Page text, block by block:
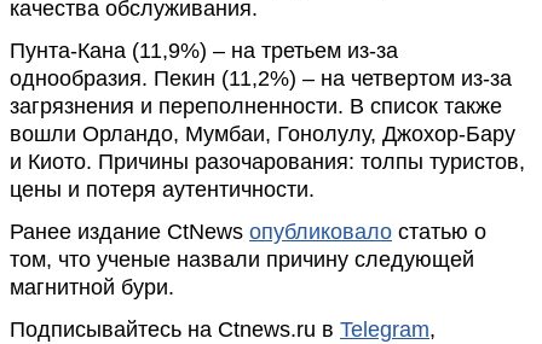
качества обслуживания.
Пунта-Кана (11,9%) – на третьем из-за
однообразия. Пекин (11,2%) – на четвертом из-за
загрязнения и переполненности. В список также
вошли Орландо, Мумбаи, Гонолулу, Джохор-Бару
и Киото. Причины разочарования: толпы туристов,
цены и потеря аутентичности.
Ранее издание CtNews опубликовало статью о
том, что ученые назвали причину следующей
магнитной бури.
Подписывайтесь на Ctnews.ru в Telegram,